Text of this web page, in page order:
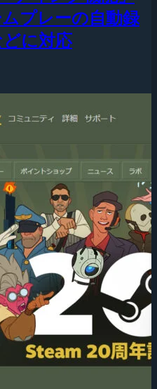
プレーの自動録
に対応